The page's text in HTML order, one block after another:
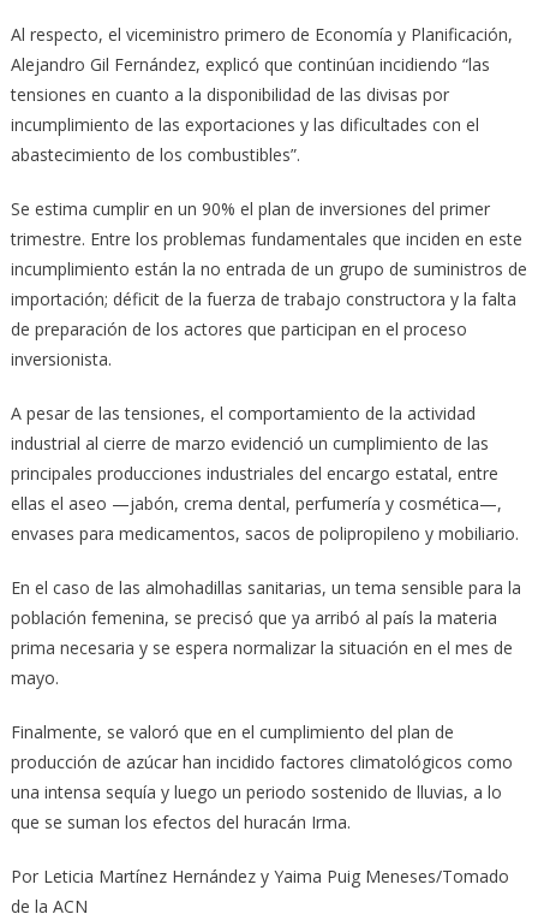
Al respecto, el viceministro primero de Economía y Planificación,
Alejandro Gil Fernández, explicó que continúan incidiendo “las
tensiones en cuanto a la disponibilidad de las divisas por
incumplimiento de las exportaciones y las dificultades con el
abastecimiento de los combustibles”.
Se estima cumplir en un 90% el plan de inversiones del primer
trimestre. Entre los problemas fundamentales que inciden en este
incumplimiento están la no entrada de un grupo de suministros de
importación; déficit de la fuerza de trabajo constructora y la falta
de preparación de los actores que participan en el proceso
inversionista.
A pesar de las tensiones, el comportamiento de la actividad
industrial al cierre de marzo evidenció un cumplimiento de las
principales producciones industriales del encargo estatal, entre
ellas el aseo —jabón, crema dental, perfumería y cosmética—,
envases para medicamentos, sacos de polipropileno y mobiliario.
En el caso de las almohadillas sanitarias, un tema sensible para la
población femenina, se precisó que ya arribó al país la materia
prima necesaria y se espera normalizar la situación en el mes de
mayo.
Finalmente, se valoró que en el cumplimiento del plan de
producción de azúcar han incidido factores climatológicos como
una intensa sequía y luego un periodo sostenido de lluvias, a lo
que se suman los efectos del huracán Irma.
Por Leticia Martínez Hernández y Yaima Puig Meneses/Tomado
de la ACN